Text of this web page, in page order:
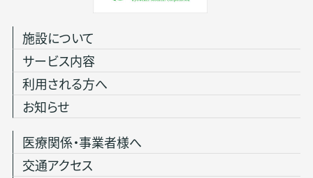
施設について
サービス内容
利用される方へ
お知らせ
医療関係・事業者様へ
交通アクセス